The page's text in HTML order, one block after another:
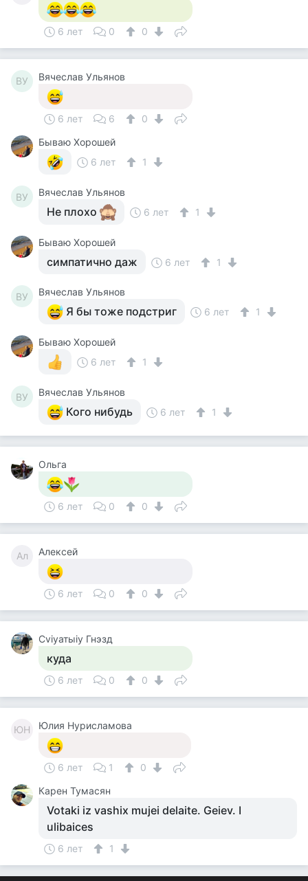
6 лет 0 0
ВУ Вячеслав Ульянов
6 лет 6
0
Бываю Хорошей
6 лет
1
ВУ Вячеслав Ульянов
Не плохо 6 лет 1
Бываю Хорошей
симпатично даж 6 лет 1
ВУ Вячеслав Ульянов
Я бы тоже подстриг 6 лет 1
Бываю Хорошей
6 лет
1
ВУ Вячеслав Ульянов
Кого нибудь 6 лет 1
Ольга
6 лет 0 0
Ал Алексей
6 лет 0 0
Cviyатыiy Гнэзд
куда
6 лет 0 0
ЮН Юлия Нурисламова
6 лет 1
0
Карен Тумасян
Votaki iz vashix mujei delaite. Geiev. I
ulibaices
6 лет 1